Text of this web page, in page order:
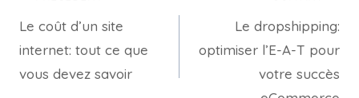
Le coût d’un site
internet: tout ce que
vous devez savoir
Le dropshipping:
optimiser l’E-A-T pour
votre succès